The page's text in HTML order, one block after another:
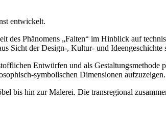
entwickelt.
Phänomens „Falten“ im Hinblick auf
Sicht der Design-, Kultur- und
Entwürfen und als Gestaltungsmethode
symbolischen Dimensionen aufzuzeigen.
bis hin zur Malerei. Die transregional